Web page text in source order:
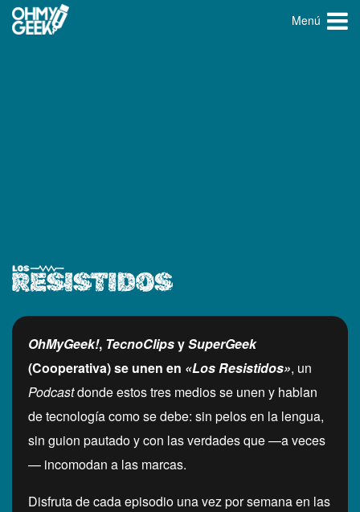
Menú
OhMyGeek!, TecnoClipsySuperGeek
(Cooperativa) se unen en «Los Resistidos», un
Podcastdonde estos tres medios se unen y hablan
de tecnología como se debe: sin pelos en la lengua,
sin guion pautado y con las verdades que —a veces
— incomodan a las marcas.
Disfruta de cada episodio una vez por semana en las